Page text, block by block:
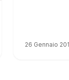
26 Gennaio